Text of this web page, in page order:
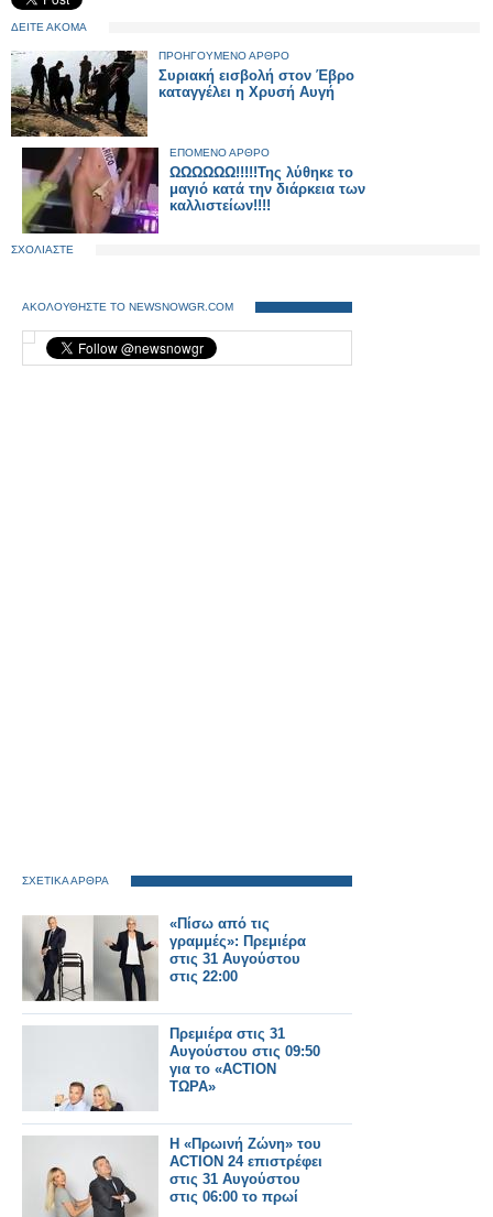
ΔΕΙΤΕ ΑΚΟΜΑ
ΠΡΟΗΓΟΥΜΕΝΟ ΑΡΘΡΟ
Συριακή εισβολή στον Έβρο
καταγγέλει η Χρυσή Αυγή
ΕΠΟΜΕΝΟ ΑΡΘΡΟ
ΩΩΩΩΩΩ!!!!!Της λύθηκε το
μαγιό κατά την διάρκεια των
καλλιστείων!!!!
ΣΧΟΛΙΑΣΤΕ
ΑΚΟΛΟΥΘΗΣΤΕ ΤΟ NEWSNOWGR.COM
ΣΧΕΤΙΚΑ ΑΡΘΡΑ
«Πίσω από τις
γραμμές»: Πρεμιέρα
στις 31 Αυγούστου
στις 22:00
Πρεμιέρα στις 31
Αυγούστου στις 09:50
για το «ACTION
ΤΩΡΑ»
Η «Πρωινή Ζώνη» του
ACTION 24 επιστρέφει
στις 31 Αυγούστου
στις 06:00 το πρωί